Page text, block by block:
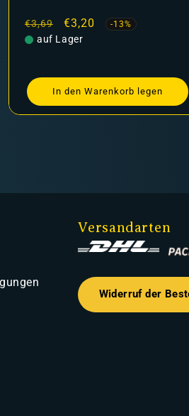
Normaler
Preis
€11,50
auf Lager
In den Warenkorb legen
Versandarten
Widerruf der